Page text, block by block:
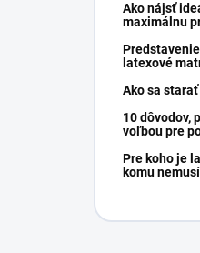
Ako nájsť
maximálnu
latexové
Ako sa
10 dôvodov,
voľbou pre
Pre koho je
komu